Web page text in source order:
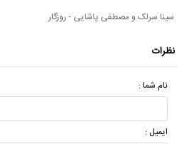
سینا سرلک و مصطفی پاشایی - روزگار
نظرات
نام شما :
ایمیل :